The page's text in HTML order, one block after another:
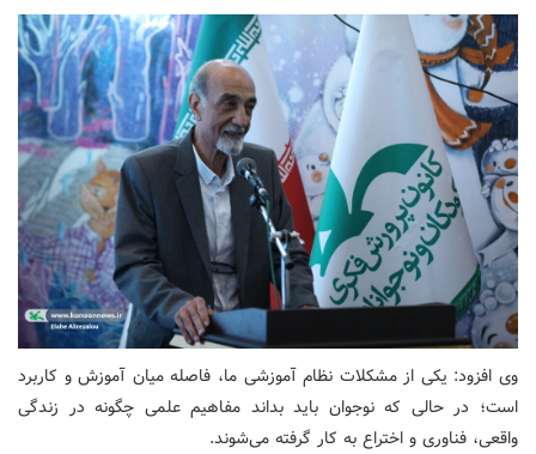
وی افزود: یکی از مشکلات نظام آموزشی ما، فاصله میان آموزش و کاربرد
است؛ در حالی که نوجوان باید بداند مفاهیم علمی چگونه در زندگی
واقعی، فناوری و اختراع به کار گرفته می‌شوند.